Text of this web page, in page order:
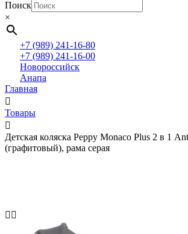
Поиск
×
+7 (989) 241-16-80
+7 (989) 241-16-00
Новороссийск
Анапа
Главная
Товары
Детская коляска Peppy Monaco Plus 2 в 1
(графитовый), рама серая